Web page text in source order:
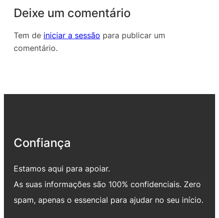
Deixe um comentário
Tem de iniciar a sessão para publicar um
comentário.
Confiança
Estamos aqui para apoiar.
As suas informações são 100% confidenciais. Zero
spam, apenas o essencial para ajudar no seu início.